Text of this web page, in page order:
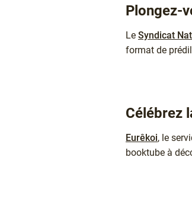
Plongez-
Le Syndicat
format de
Célébrez
Eurêkoi, le
booktube à